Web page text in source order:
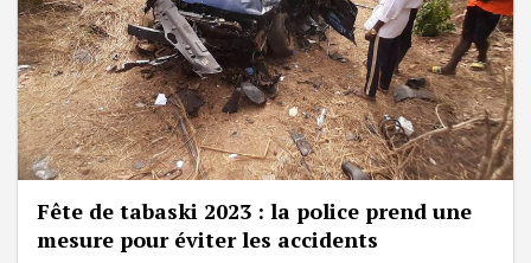
Fête de tabaski 2023 : la police prend une
mesure pour éviter les accidents